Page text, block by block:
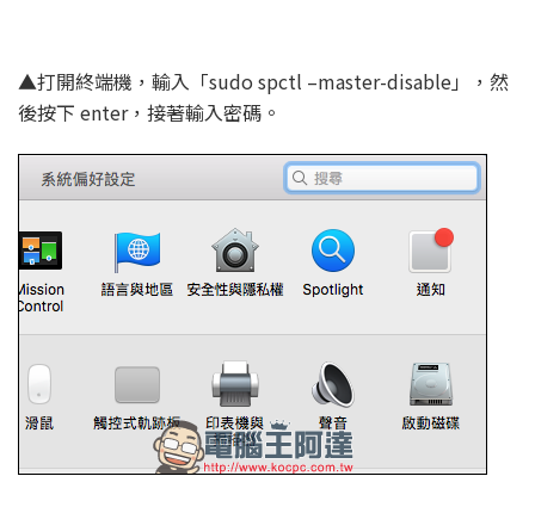
▲打開終端機，輸入「sudo spctl –master-disable」，然
後按下 enter，接著輸入密碼。